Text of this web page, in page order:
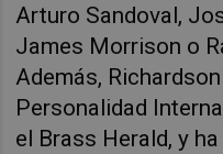
Arturo Sandoval,
James Morrison o
Además,
Personalidad
el Brass Herald, y